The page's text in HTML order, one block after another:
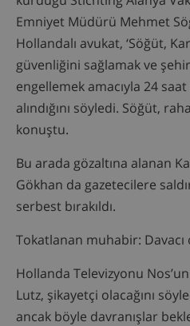
Emniyet Müdürü Mehmet
Hollandalı avukat, ‘Söğüt,
güvenliğini sağlamak ve şehir
engellemek amacıyla 24
alındığını söyledi. Söğüt,
konuştu.
Bu arada gözaltına alanan
Gökhan da gazetecilere
serbest bırakıldı.
Tokatlanan muhabir: Davacı
Hollanda Televizyonu
Lutz, şikayetçi olacağını
ancak böyle davranışlar